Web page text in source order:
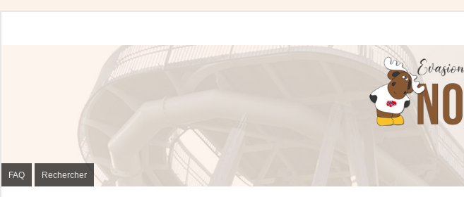
FAQ Rechercher